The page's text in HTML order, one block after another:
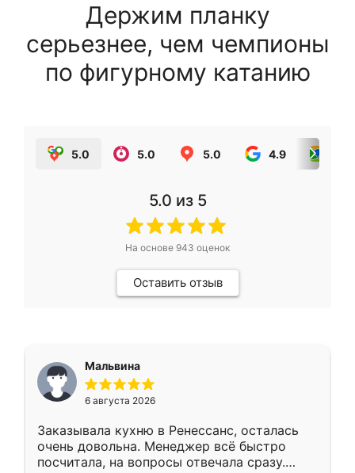
Держим планку
серьезнее, чем чемпионы
по фигурному катанию
5.0 5.0 5.0 4.9
5.0 из 5
На основе 943 оценок
Оставить отзыв
Мальвина
6 августа 2026
Заказывала кухню в Ренессанс, осталась
очень довольна. Менеджер всё быстро
посчитала, на вопросы отвечала сразу.